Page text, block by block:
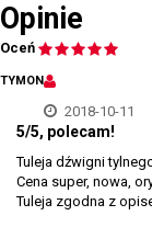
Opinie
Oceń
TYMON
2018-10-11
5/5, polecam!
Tuleja dźwigni
Cena super, nowa,
Tuleja zgodna z